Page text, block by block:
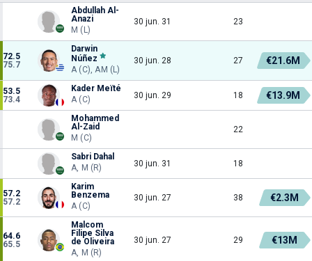
Abdullah Al-
Anazi
M (L)
30 jun. 31 23
72.5
75.7
Darwin
Núñez
A (C), AM (L)
30 jun. 28 27 €21.6M
53.5
73.4
Kader Meïté
A (C)
30 jun. 29 18 €13.9M
Mohammed
Al-Zaid
M (C)
22
Sabri Dahal
A, M (R)
30 jun. 31 18
57.2
57.2
Karim
Benzema
A (C)
30 jun. 27 38 €2.3M
64.6
65.5
Malcom
Filipe Silva
de Oliveira
A, M (R)
30 jun. 27 29 €13M